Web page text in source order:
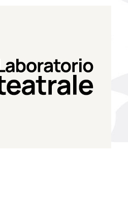
Laboratorio di teatro del
Teatro Eduardo de Filippo